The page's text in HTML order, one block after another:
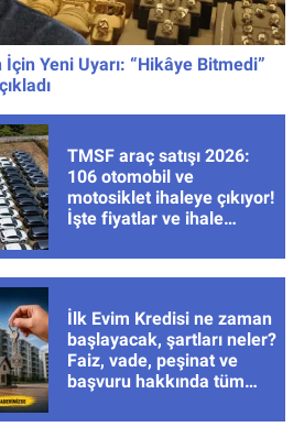
Yeni Uyarı: “Hikâye Bitmedi”
TMSF araç satışı 2026:
106 otomobil ve
motosiklet ihaleye çıkıyor!
İşte fiyatlar ve ihale
İlk Evim Kredisi ne zaman
başlayacak, şartları neler?
Faiz, vade, peşinat ve
başvuru hakkında tüm